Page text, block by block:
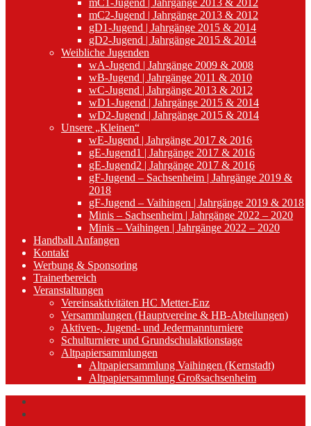
mC1-Jugend | Jahrgänge 2013 & 2012
mC2-Jugend | Jahrgänge 2013 & 2012
gD1-Jugend | Jahrgänge 2015 & 2014
gD2-Jugend | Jahrgänge 2015 & 2014
Weibliche Jugenden
wA-Jugend | Jahrgänge 2009 & 2008
wB-Jugend | Jahrgänge 2011 & 2010
wC-Jugend | Jahrgänge 2013 & 2012
wD1-Jugend | Jahrgänge 2015 & 2014
wD2-Jugend | Jahrgänge 2015 & 2014
Unsere „Kleinen“
wE-Jugend | Jahrgänge 2017 & 2016
gE-Jugend1 | Jahrgänge 2017 & 2016
gE-Jugend2 | Jahrgänge 2017 & 2016
gF-Jugend – Sachsenheim | Jahrgänge 2019 &
2018
gF-Jugend – Vaihingen | Jahrgänge 2019 & 2018
Minis – Sachsenheim | Jahrgänge 2022 – 2020
Minis – Vaihingen | Jahrgänge 2022 – 2020
Handball Anfangen
Kontakt
Werbung & Sponsoring
Trainerbereich
Veranstaltungen
Vereinsaktivitäten HC Metter-Enz
Versammlungen (Hauptvereine & HB-Abteilungen)
Aktiven-, Jugend- und Jedermannturniere
Schulturniere und Grundschulaktionstage
Altpapiersammlungen
Altpapiersammlung Vaihingen (Kernstadt)
Altpapiersammlung Großsachsenheim